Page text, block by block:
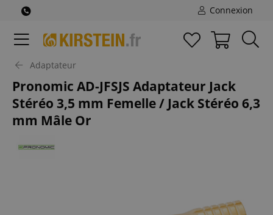
Connexion
Adaptateur
Pronomic AD-JFSJS Adaptateur Jack
Stéréo 3,5 mm Femelle / Jack Stéréo 6,3
mm Mâle Or